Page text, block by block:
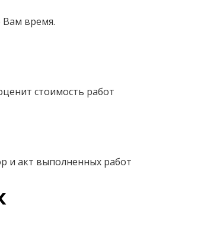
Вам время.
стоимость работ
и акт выполненных работ